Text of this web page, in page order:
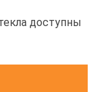
доступны